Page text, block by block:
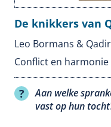
De knikkers van
Leo Bormans &
Conflict en harmonie
Aan welke
vast op hun